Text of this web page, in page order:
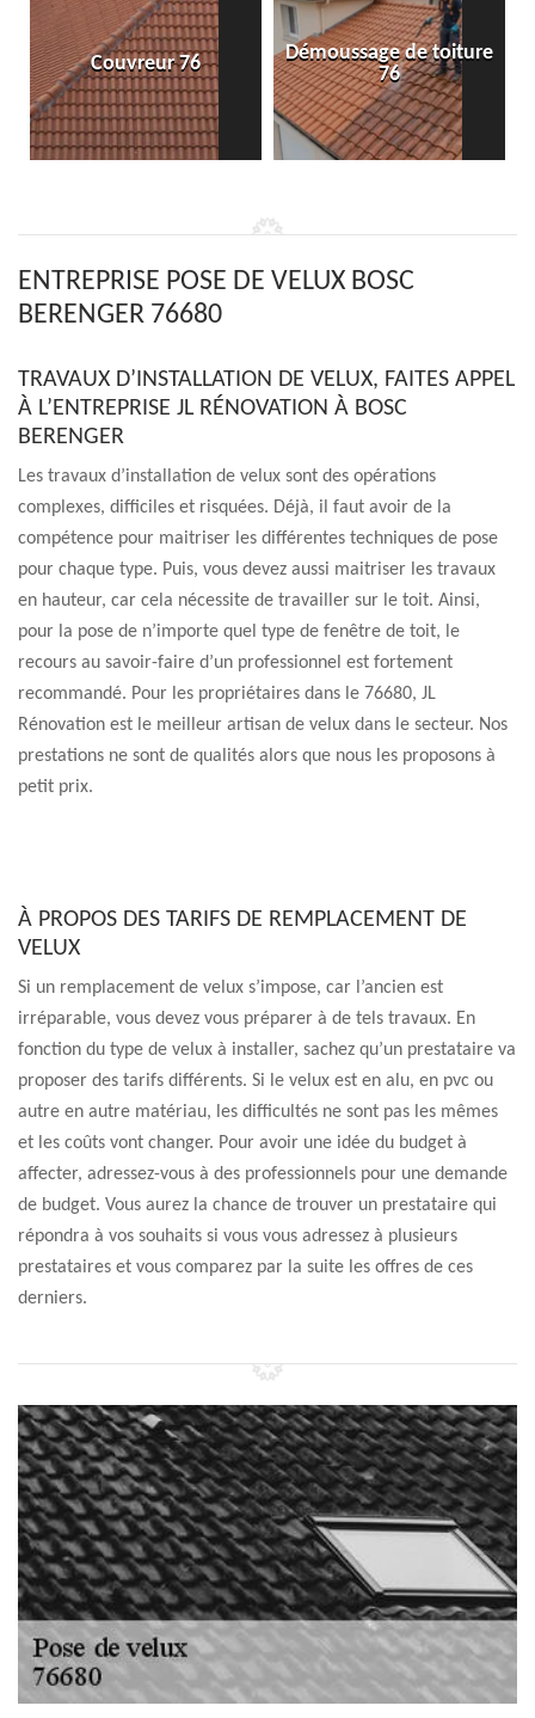
Couvreur 76
Démoussage de toiture
76
ENTREPRISE POSE DE VELUX BOSC
BERENGER 76680
TRAVAUX D’INSTALLATION DE VELUX, FAITES APPEL
À L’ENTREPRISE JL RÉNOVATION À BOSC
BERENGER
Les travaux d’installation de velux sont des opérations
complexes, difficiles et risquées. Déjà, il faut avoir de la
compétence pour maitriser les différentes techniques de pose
pour chaque type. Puis, vous devez aussi maitriser les travaux
en hauteur, car cela nécessite de travailler sur le toit. Ainsi,
pour la pose de n’importe quel type de fenêtre de toit, le
recours au savoir-faire d’un professionnel est fortement
recommandé. Pour les propriétaires dans le 76680, JL
Rénovation est le meilleur artisan de velux dans le secteur. Nos
prestations ne sont de qualités alors que nous les proposons à
petit prix.
À PROPOS DES TARIFS DE REMPLACEMENT DE
VELUX
Si un remplacement de velux s’impose, car l’ancien est
irréparable, vous devez vous préparer à de tels travaux. En
fonction du type de velux à installer, sachez qu’un prestataire va
proposer des tarifs différents. Si le velux est en alu, en pvc ou
autre en autre matériau, les difficultés ne sont pas les mêmes
et les coûts vont changer. Pour avoir une idée du budget à
affecter, adressez-vous à des professionnels pour une demande
de budget. Vous aurez la chance de trouver un prestataire qui
répondra à vos souhaits si vous vous adressez à plusieurs
prestataires et vous comparez par la suite les offres de ces
derniers.